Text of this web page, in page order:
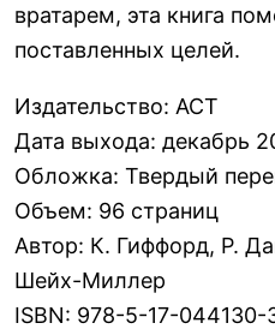
вратарем, эта книга
поставленных целей.
Издательство: АСТ
Дата выхода: декабрь
Обложка: Твердый
Объем: 96 страниц
Автор: К. Гиффорд, Р.
Шейх-Миллер
ISBN: 978-5-17-044130-